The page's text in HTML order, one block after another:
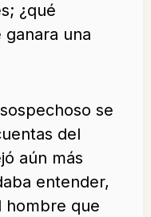
¿qué
una
se
del
aún más
entender,
hombre que